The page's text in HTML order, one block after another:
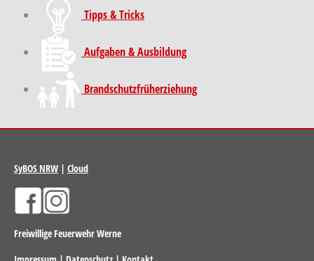
Tipps & Tricks
Aufgaben & Ausbildung
Brand­schutz­früh­erziehung
SyBOS NRW | Cloud
Freiwillige Feuerwehr Werne